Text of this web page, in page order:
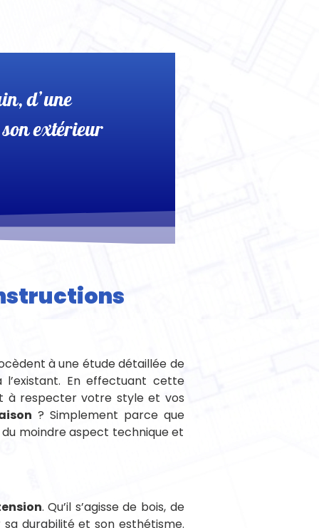
d’une
extérieur
à une étude détaillée de
En effectuant cette
à respecter votre style et vos
? Simplement parce que
moindre aspect technique et
. Qu’il s’agisse de bois, de
durabilité et son esthétisme.